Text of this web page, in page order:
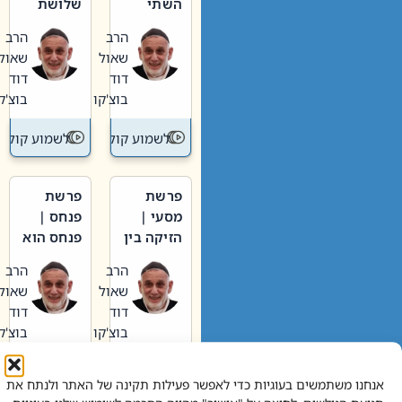
אנחנו משתמשים בעוגיות כדי לאפשר פעילות תקינה של האתר ולנתח את
וערב של
חיינו
הרב
שאול
דוד
בוצ'קו
לשמוע קול תורה – מדרש
האבות
הרב
שאול
דוד
בוצ'קו
לשמוע קול
פרשת
מסעי |
הזיקה בין
הגדול לעם הרב
שאול
דוד
בוצ'קו
לשמוע קול תורה – מדרש
פרשת
פנחס |
פנחס הוא
אליהו: בין
קנאות
הורסת
לקנאות
בונה
הרב
שאול
דוד
בוצ'קו
לשמוע קול